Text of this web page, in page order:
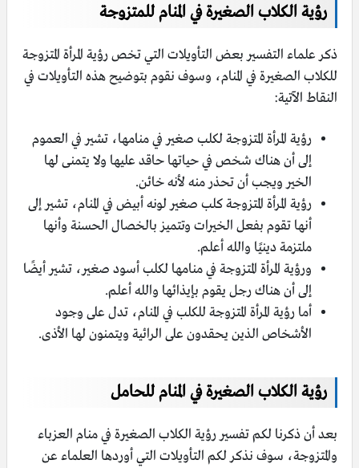
رؤية الكلاب الصغيرة في المنام للمتزوجة
ذكر علماء التفسير بعض التأويلات التي تخص رؤية المرأة المتزوجة
للكلاب الصغيرة في المنام، وسوف نقوم بتوضيح هذه التأويلات في
النقاط الآتية:
رؤية المرأة المتزوجة لكلب صغير في منامها، تشير في العموم
إلى أن هناك شخص في حياتها حاقد عليها ولا يتمنى لها
الخير ويجب أن تحذر منه لأنه خائن.
رؤية المرأة المتزوجة كلب صغير لونه أبيض في المنام، تشير إلى
أنها تقوم بفعل الخيرات وتتميز بالخصال الحسنة وأنها
ملتزمة دينيًا والله أعلم.
ورؤية المرأة المتزوجة في منامها لكلب أسود صغير، تشير أيضًا
إلى أن هناك رجل يقوم بإيذائها والله أعلم.
أما رؤية المرأة المتزوجة للكلب في المنام، تدل على وجود
الأشخاص الذين يحقدون على الرائية ويتمنون لها الأذى.
رؤية الكلاب الصغيرة في المنام للحامل
بعد أن ذكرنا لكم تفسير رؤية الكلاب الصغيرة في منام العزباء
والمتزوجة، سوف نذكر لكم التأويلات التي أوردها العلماء عن